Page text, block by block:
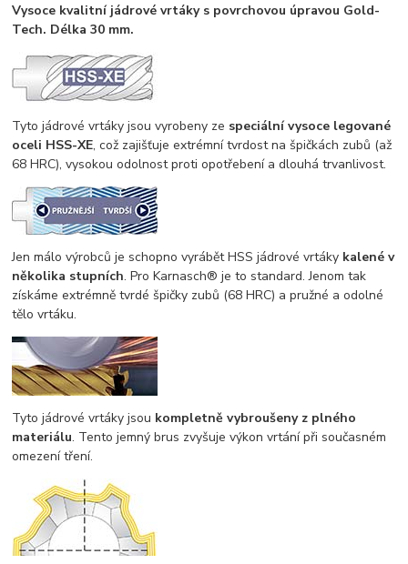
Vysoce kvalitní jádrové vrtáky s povrchovou úpravou Gold-
Tech. Délka 30 mm.
Tyto jádrové vrtáky jsou vyrobeny ze speciální vysoce legované
oceli HSS-XE, což zajišťuje extrémní tvrdost na špičkách zubů (až
68 HRC), vysokou odolnost proti opotřebení a dlouhá trvanlivost.
Jen málo výrobců je schopno vyrábět HSS jádrové vrtáky kalené v
několika stupních. Pro Karnasch® je to standard. Jenom tak
získáme extrémně tvrdé špičky zubů (68 HRC) a pružné a odolné
tělo vrtáku.
Tyto jádrové vrtáky jsou kompletně vybroušeny z plného
materiálu. Tento jemný brus zvyšuje výkon vrtání při současném
omezení tření.